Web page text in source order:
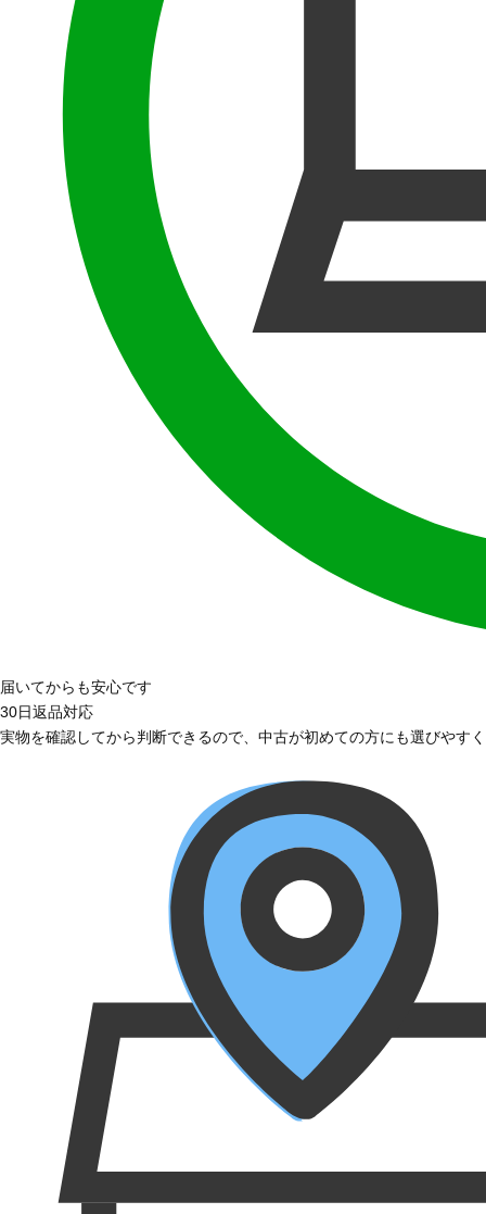
届いてからも安心です
30日返品対応
実物を確認してから判断できるので、中古が初めての方にも選びやす